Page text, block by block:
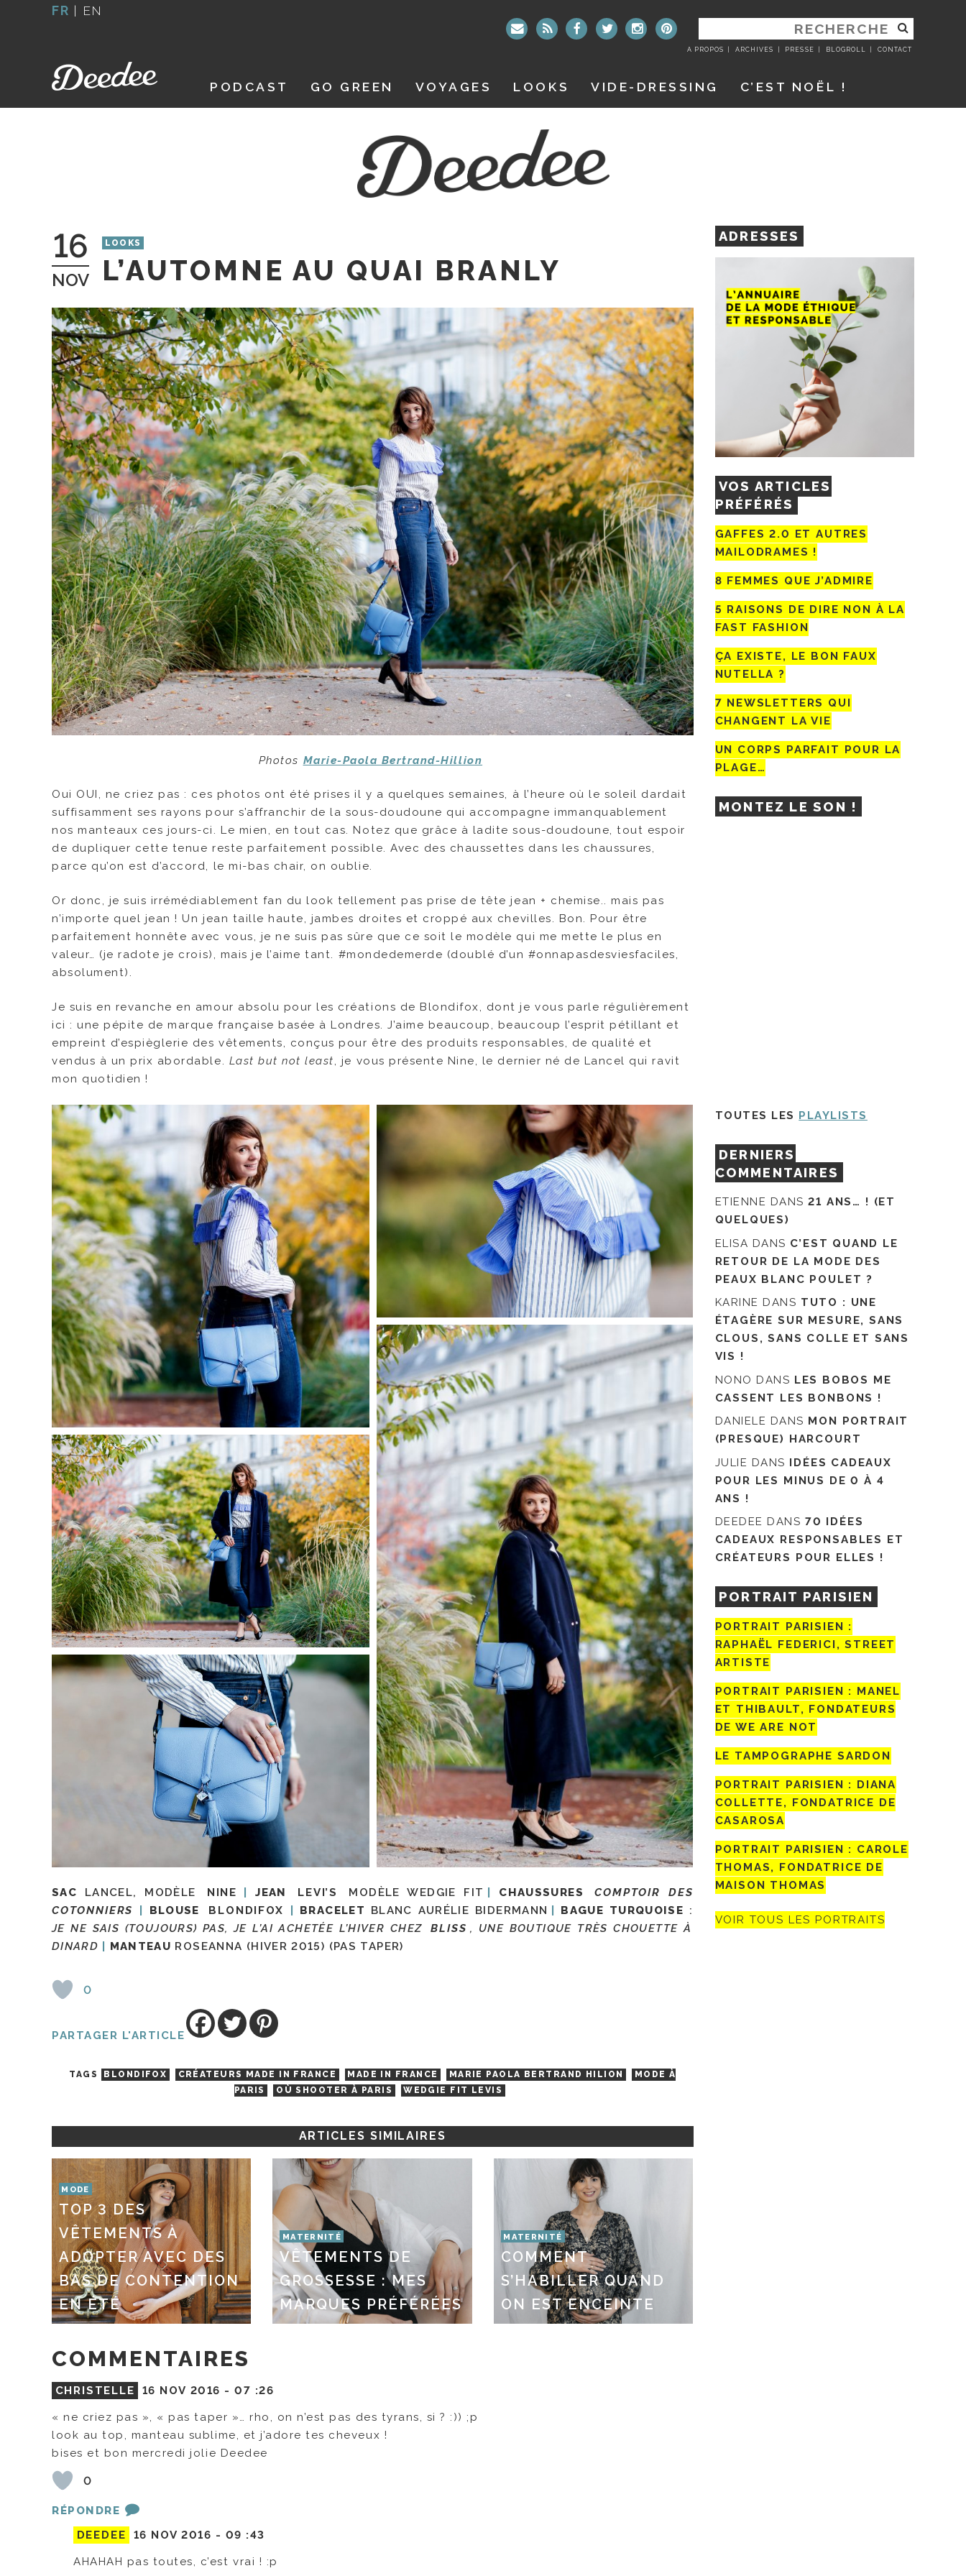
FR | EN
RECHERCHER
:
A PROPOS ARCHIVES PRESSE BLOGROLL CONTACT
PODCAST GO GREEN VOYAGES LOOKS VIDE-DRESSING C’EST NOËL !
16
NOV
LOOKS
L’AUTOMNE AU QUAI BRANLY
Photos Marie-Paola Bertrand-Hillion
Oui OUI, ne criez pas : ces photos ont été prises il y a quelques semaines, à l’heure où le soleil dardait
suffisamment ses rayons pour s’affranchir de la sous-doudoune qui accompagne immanquablement
nos manteaux ces jours-ci. Le mien, en tout cas. Notez que grâce à ladite sous-doudoune, tout espoir
de dupliquer cette tenue reste parfaitement possible. Avec des chaussettes dans les chaussures,
parce qu’on est d’accord, le mi-bas chair, on oublie.
Or donc, je suis irrémédiablement fan du look tellement pas prise de tête jean + chemise.. mais pas
n’importe quel jean ! Un jean taille haute, jambes droites et croppé aux chevilles. Bon. Pour être
parfaitement honnête avec vous, je ne suis pas sûre que ce soit le modèle qui me mette le plus en
valeur… (je radote je crois), mais je l’aime tant. #mondedemerde (doublé d’un #onnapasdesviesfaciles,
absolument).
Je suis en revanche en amour absolu pour les créations de Blondifox, dont je vous parle régulièrement
ici : une pépite de marque française basée à Londres. J’aime beaucoup, beaucoup l’esprit pétillant et
empreint d’espièglerie des vêtements, conçus pour être des produits responsables, de qualité et
vendus à un prix abordable. Last but not least, je vous présente Nine, le dernier né de Lancel qui ravit
mon quotidien !
SAC LANCEL, MODÈLE NINE JEAN LEVI’S MODÈLE WEDGIE FIT CHAUSSURES
COMPTOIR DES
COTONNIERS
BLOUSE BLONDIFOX BRACELET BLANC AURÉLIE BIDERMANN BAGUE TURQUOISE :
JE NE SAIS (TOUJOURS) PAS, JE L’AI ACHETÉE L’HIVER CHEZ
BLISS , UNE BOUTIQUE TRÈS CHOUETTE À
DINARD
MANTEAU ROSEANNA (HIVER 2015) (PAS TAPER)
0
PARTAGER L'ARTICLE
TAGS BLONDIFOX CRÉATEURS MADE IN FRANCE MADE IN FRANCE MARIE PAOLA BERTRAND HILION
MODE À
PARIS
OÙ SHOOTER À PARIS WEDGIE FIT LEVIS
ARTICLES SIMILAIRES
MODE
TOP 3 DES
VÊTEMENTS À
ADOPTER AVEC DES
BAS DE CONTENTION
EN ÉTÉ
MATERNITÉ
VÊTEMENTS DE
GROSSESSE : MES
MARQUES PRÉFÉRÉES
MATERNITÉ
COMMENT
S’HABILLER QUAND
ON EST ENCEINTE
COMMENTAIRES
CHRISTELLE 16 NOV 2016 -07 :26
« ne criez pas », « pas taper »… rho, on n’est pas des tyrans, si ? :)) ;p
look au top, manteau sublime, et j’adore tes cheveux !
bises et bon mercredi jolie Deedee
0
RÉPONDRE
DEEDEE
16 NOV 2016 - 09 :43
AHAHAH pas toutes, c’est vrai ! :p
ADRESSES
VOS ARTICLES
PRÉFÉRÉS
GAFFES 2.0 ET AUTRES
MAILODRAMES !
8 FEMMES QUE J’ADMIRE
5 RAISONS DE DIRE NON À LA
FAST FASHION
ÇA EXISTE, LE BON FAUX
NUTELLA ?
7 NEWSLETTERS QUI
CHANGENT LA VIE
UN CORPS PARFAIT POUR LA
PLAGE…
MONTEZ LE SON !
TOUTES LES PLAYLISTS
DERNIERS
COMMENTAIRES
ETIENNE DANS21 ANS… ! (ET
QUELQUES)
ELISA DANS C’EST QUAND LE
RETOUR DE LA MODE DES
PEAUX BLANC POULET ?
KARINE DANS TUTO : UNE
ÉTAGÈRE SUR MESURE, SANS
CLOUS, SANS COLLE ET SANS
VIS !
NONO DANS LES BOBOS ME
CASSENT LES BONBONS !
DANIELE DANS MON PORTRAIT
(PRESQUE) HARCOURT
JULIE DANS IDÉES CADEAUX
POUR LES MINUS DE 0 À 4
ANS !
DEEDEE DANS 70 IDÉES
CADEAUX RESPONSABLES ET
CRÉATEURS POUR ELLES !
PORTRAIT PARISIEN
PORTRAIT PARISIEN :
RAPHAËL FEDERICI, STREET
ARTISTE
PORTRAIT PARISIEN : MANEL
ET THIBAULT, FONDATEURS
DE WE ARE NOT
LE TAMPOGRAPHE SARDON
PORTRAIT PARISIEN : DIANA
COLLETTE, FONDATRICE DE
CASAROSA
PORTRAIT PARISIEN : CAROLE
THOMAS, FONDATRICE DE
MAISON THOMAS
VOIR TOUS LES PORTRAITS